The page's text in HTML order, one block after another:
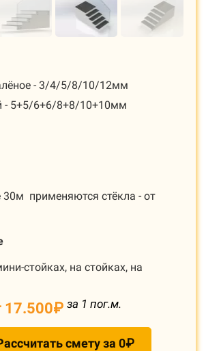
- 3/4/5/8/10/12мм
- 5+5/6+6/8+8/10+10мм
применяются стёкла - от
стойках, на стойках, на
17.500₽ за 1 пог.м.
смету за 0₽